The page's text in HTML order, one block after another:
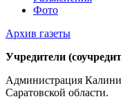
Фото
Архив газеты
Учредители
Администрация
Саратовской области.